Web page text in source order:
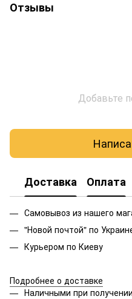
Отзывы
Добавьте
Доставка Оплата
Самовывоз из нашего
"Новой почтой" по
Курьером по Киеву
Подробнее о доставке
Наличными при